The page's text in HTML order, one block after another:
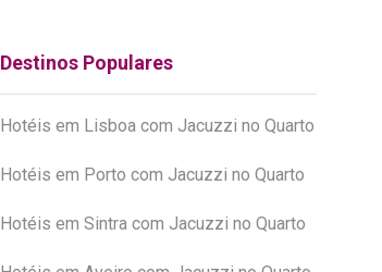
Destinos Populares
Hotéis em Lisboa com Jacuzzi no Quarto
Hotéis em Porto com Jacuzzi no Quarto
Hotéis em Sintra com Jacuzzi no Quarto